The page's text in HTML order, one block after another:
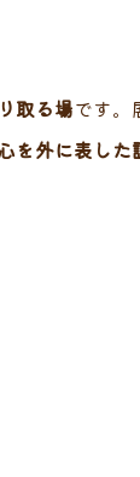
取る場です。
を外に表した